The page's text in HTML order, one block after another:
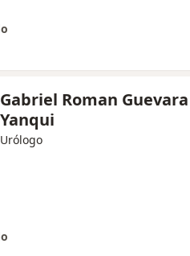
Gabriel Roman Guevara
Yanqui
Urólogo